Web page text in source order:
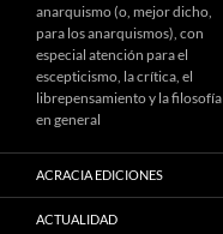
anarquismo (o, mejor dicho,
para los anarquismos), con
especial atención para el
escepticismo, la crítica, el
librepensamiento y la filosofía
en general
ACRACIA EDICIONES
ACTUALIDAD